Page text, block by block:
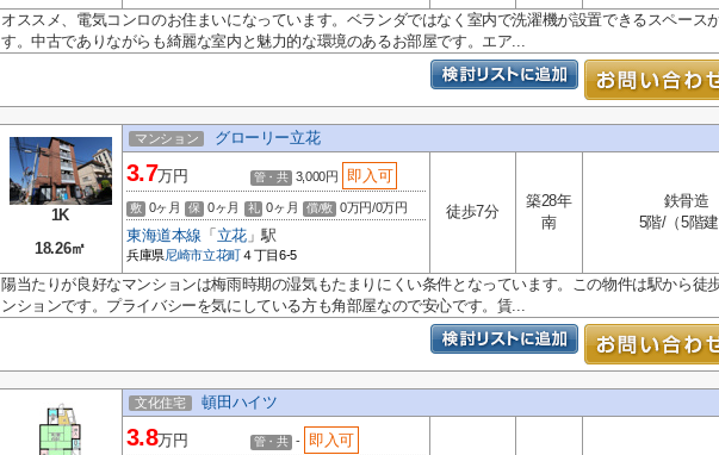
オススメ、電気コンロのお住まいになっています。ベランダではなく室内で洗濯機が設置できるスペース
す。中古でありながらも綺麗な室内と魅力的な環境のあるお部屋です。エア...
1K
18.26㎡
マンション グローリー立花
3.7万円 管・共 3,000円 即入可
敷 0ヶ月 保 0ヶ月 礼 0ヶ月 償/敷 0万円/0万円
東海道本線 「 立花」駅
兵庫県尼崎市立花町 ４丁目6-5
徒歩7分
築28年
南
鉄骨造
5階/（5階建
陽当たりが良好なマンションは梅雨時期の湿気もたまりにくい条件となっています。この物件は駅から徒
ンションです。プライバシーを気にしている方も角部屋なので安心です。賃...
文化住宅 頓田ハイツ
3.8万円 管・共 - 即入可